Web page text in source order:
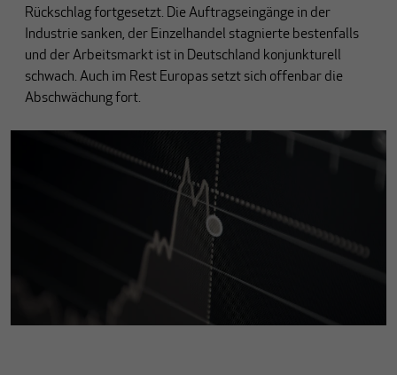
Rückschlag fortgesetzt. Die Auftragseingänge in der
Industrie sanken, der Einzelhandel stagnierte bestenfalls
und der Arbeitsmarkt ist in Deutschland konjunkturell
schwach. Auch im Rest Europas setzt sich offenbar die
Abschwächung fort.